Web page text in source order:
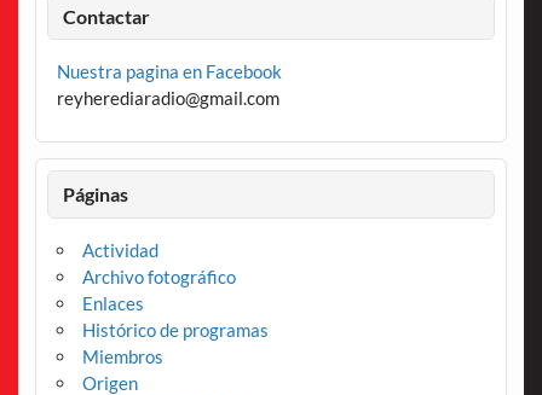
Contactar
Nuestra pagina en Facebook
reyherediaradio@gmail.com
Páginas
Actividad
Archivo fotográfico
Enlaces
Histórico de programas
Miembros
Origen